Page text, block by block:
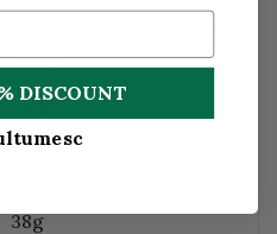
<0.5g
38g
DISCOUNT